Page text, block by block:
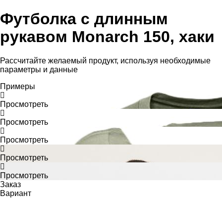
Футболка с длинным
рукавом Monarch 150, хаки
Рассчитайте желаемый продукт, используя необходимые
параметры и данные
Примеры
Просмотреть
Просмотреть
Просмотреть
Просмотреть
Просмотреть
Заказ
Вариант